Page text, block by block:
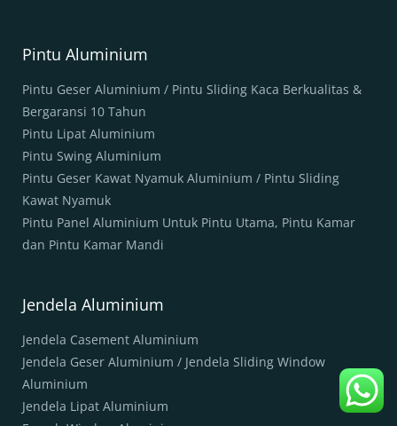
Pintu Aluminium
Pintu Geser Aluminium / Pintu Sliding Kaca Berkualitas &
Bergaransi 10 Tahun
Pintu Lipat Aluminium
Pintu Swing Aluminium
Pintu Geser Kawat Nyamuk Aluminium / Pintu Sliding
Kawat Nyamuk
Pintu Panel Aluminium Untuk Pintu Utama, Pintu Kamar
dan Pintu Kamar Mandi
Jendela Aluminium
Jendela Casement Aluminium
Jendela Geser Aluminium / Jendela Sliding Window
Aluminium
Jendela Lipat Aluminium